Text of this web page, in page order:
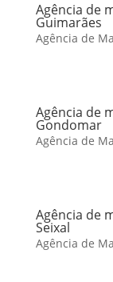
Agência de
Guimarães
Agência de
Agência de
Gondomar
Agência de
Agência de
Seixal
Agência de